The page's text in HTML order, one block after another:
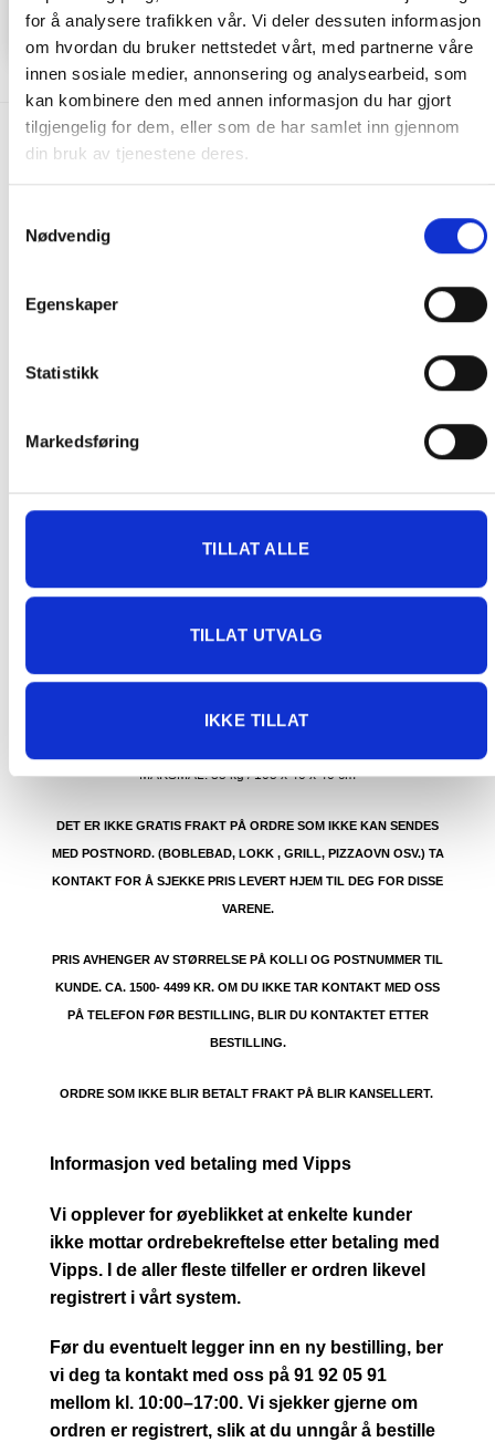
for å analysere trafikken vår. Vi deler dessuten informasjon
om hvordan du bruker nettstedet vårt, med partnerne våre
innen sosiale medier, annonsering og analysearbeid, som
kan kombinere den med annen informasjon du har gjort
tilgjengelig for dem, eller som de har samlet inn gjennom
din bruk av tjenestene deres.
Nødvendig
Egenskaper
Statistikk
Markedsføring
TILLAT ALLE
TILLAT UTVALG
IKKE TILLAT
FRAKT PÅ ORDRE 0-1499 kroner:
Pakke til hentested. Velg enten Postnord eller Bring i
handlekurven/checkout. Prisen avhenger av vekt eller volumvekt
pakken enten for tung, eller varen har fått frakten fjernet pga.
butikk, og får derfor kun opp valget klikk & hent. Hør med oss på
dørmatten):
GRATIS FRAKT PÅ ORDRE OVER 1500 KR SOM KAN SENDES
MAKSMÅL:35 kg / 105 x 40 x 40 cm
DET ER IKKE GRATIS FRAKT PÅ ORDRE SOM IKKE KAN SENDES
MED POSTNORD. (BOBLEBAD, LOKK , GRILL, PIZZAOVN OSV.) TA
KONTAKT FOR Å SJEKKE PRIS LEVERT HJEM TIL DEG FOR DISSE
VARENE.
PRIS AVHENGER AV STØRRELSE PÅ KOLLI OG POSTNUMMER TIL
KUNDE. CA. 1500- 4499 KR. OM DU IKKE TAR KONTAKT MED OSS
PÅ TELEFON FØR BESTILLING, BLIR DU KONTAKTET ETTER
BESTILLING.
ORDRE SOM IKKE BLIR BETALT FRAKT PÅ BLIR KANSELLERT.
Informasjon ved betaling med Vipps
Vi opplever for øyeblikket at enkelte kunder
ikke mottar ordrebekreftelse etter betaling med
Vipps. I de aller fleste tilfeller er ordren likevel
registrert i vårt system.
Før du eventuelt legger inn en ny bestilling, ber
vi deg ta kontakt med oss på 91 92 05 91
mellom kl. 10:00–17:00. Vi sjekker gjerne om
ordren er registrert, slik at du unngår å bestille